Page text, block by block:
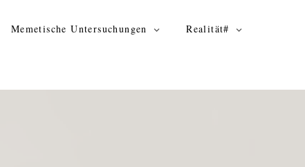
Memetische Untersuchungen Realität#